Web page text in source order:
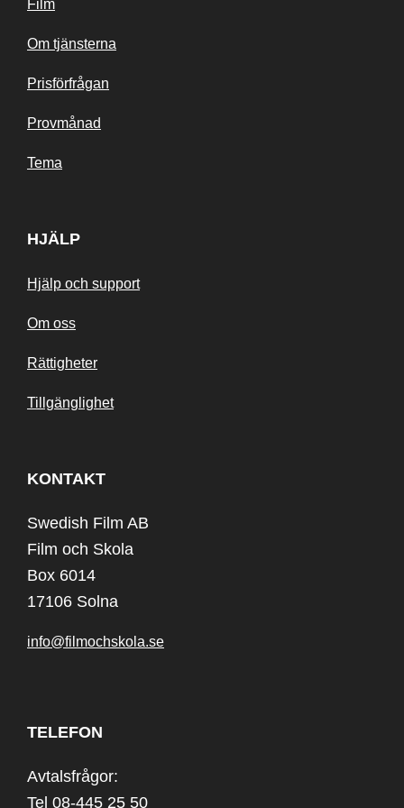
Film
Om tjänsterna
Prisförfrågan
Provmånad
Tema
HJÄLP
Hjälp och support
Om oss
Rättigheter
Tillgänglighet
KONTAKT
Swedish Film AB
Film och Skola
Box 6014
17106 Solna
info@filmochskola.se
TELEFON
Avtalsfrågor:
Tel 08-445 25 50